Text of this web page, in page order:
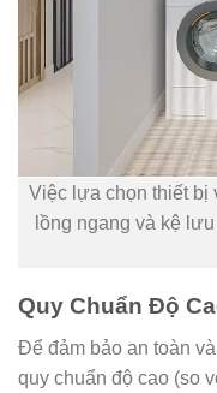
Việc lựa chọn thiết bị
lồng ngang và kệ
Quy Chuẩn Độ
Để đảm bảo an toàn
quy chuẩn độ cao (so